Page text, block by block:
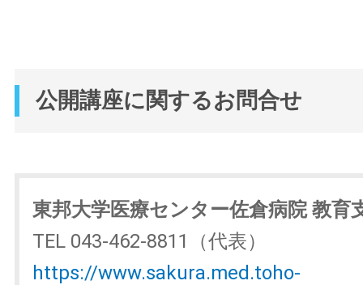
公開講座に関するお問合せ
東邦大学医療センター佐倉病院 教育
TEL 043-462-8811（代表）
https://www.sakura.med.toho-